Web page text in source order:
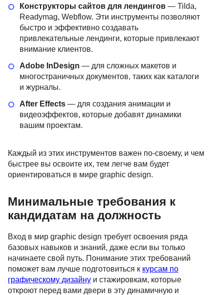
Конструкторы сайтов для лендингов — Tilda,
Readymag, Webflow. Эти инструменты позволяют
быстро и эффективно создавать
привлекательные лендинги, которые привлекают
внимание клиентов.
Adobe InDesign — для сложных макетов и
многостраничных документов, таких как каталоги
и журналы.
After Effects — для создания анимации и
видеоэффектов, которые добавят динамики
вашим проектам.
Каждый из этих инструментов важен по-своему, и чем
быстрее вы освоите их, тем легче вам будет
ориентироваться в мире graphic design.
Минимальные требования к
кандидатам на должность
Вход в мир graphic design требует освоения ряда
базовых навыков и знаний, даже если вы только
начинаете свой путь. Понимание этих требований
поможет вам лучше подготовиться к курсам по
графическому дизайну и стажировкам, которые
откроют перед вами двери в эту динамичную и